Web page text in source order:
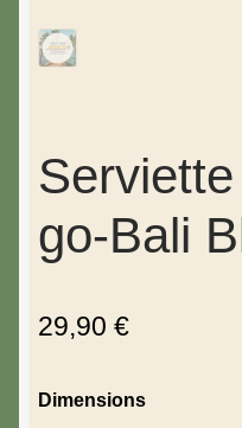
go-Bali
29,90 €
Dimensions